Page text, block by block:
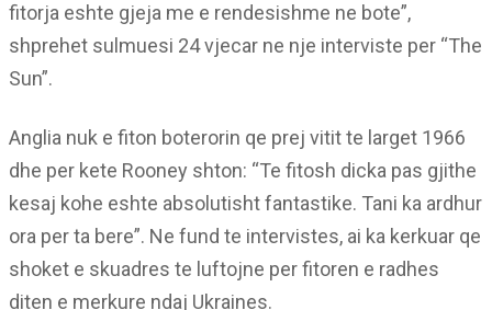
fitorja eshte gjeja me e rendesishme ne bote”,
shprehet sulmuesi 24 vjecar ne nje interviste per “The
Sun”.
Anglia nuk e fiton boterorin qe prej vitit te larget 1966
dhe per kete Rooney shton: “Te fitosh dicka pas gjithe
kesaj kohe eshte absolutisht fantastike. Tani ka ardhur
ora per ta bere”. Ne fund te intervistes, ai ka kerkuar qe
shoket e skuadres te luftojne per fitoren e radhes
diten e merkure ndaj Ukraines.